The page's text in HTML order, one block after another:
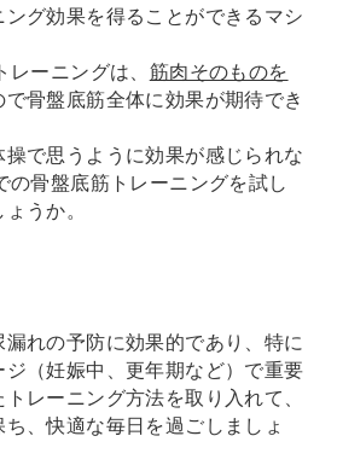
グ効果を得ることができるマシ
ーニングは、 筋肉そのものを
で骨盤底筋全体に効果が期待でき
操で思うように効果が感じられな
の骨盤底筋トレーニングを試し
うか。
れの予防に効果的であり、特に
（妊娠中、更年期など）で重要
レーニング方法を取り入れて、
、快適な毎日を過ごしましょ